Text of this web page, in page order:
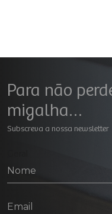
Para não
migalha…
Subscreva a nossa newsletter